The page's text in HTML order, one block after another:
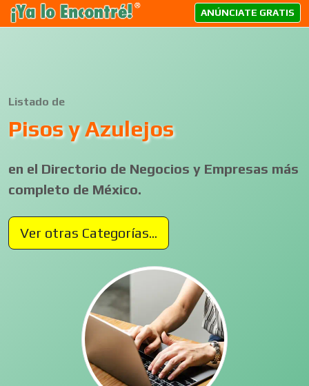
ANÚNCIATE GRATIS
Listado de
Pisos y Azulejos
en el Directorio de Negocios y Empresas más
completo de México.
Ver otras Categorías...